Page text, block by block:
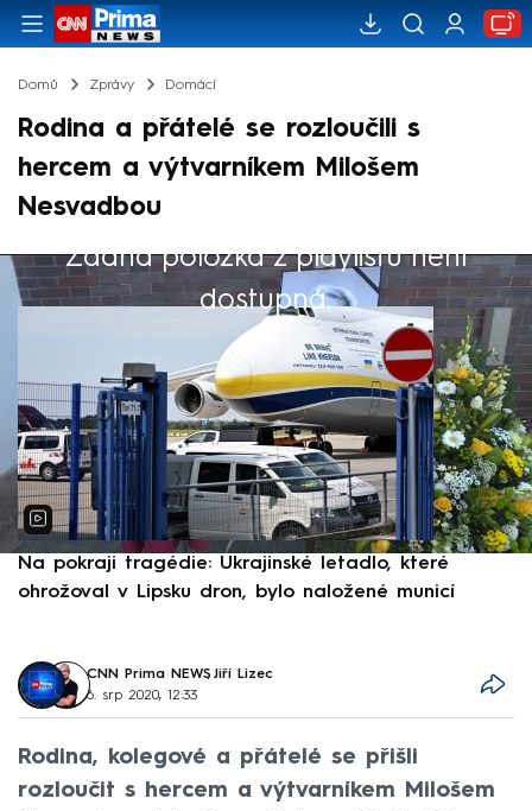
Domů Zprávy Domácí
Rodina a přátelé se rozloučili s
hercem a výtvarníkem Milošem
Nesvadbou
Žádná položka z playlistu není
dostupná.
Výběr redakce
Na pokraji tragédie: Ukrajinské letadlo, které
ohrožoval v Lipsku dron, bylo naložené municí
CNN Prima NEWS, Jiří Lizec
6. srp 2020, 12:33
Rodina, kolegové a přátelé se přišli
rozloučit s hercem a výtvarníkem Milošem